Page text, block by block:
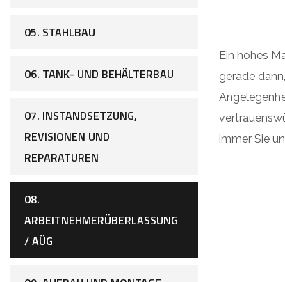
05. STAHLBAU
06. TANK- UND BEHÄLTERBAU
07. INSTANDSETZUNG,
REVISIONEN UND
REPARATUREN
08.
ARBEITNEHMERÜBERLASSUNG
/ AÜG
Ein hohes
gerade
immer Sie